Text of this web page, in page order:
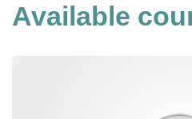
Available